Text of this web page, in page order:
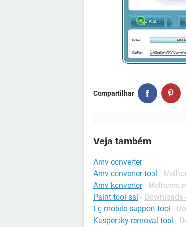
Compartilhar
Veja também
Amv converter
Amv converter tool -
Amv-konverter - Melhores
Paint tool sai - Downloads
Lg mobile support tool -
Kaspersky removal tool -